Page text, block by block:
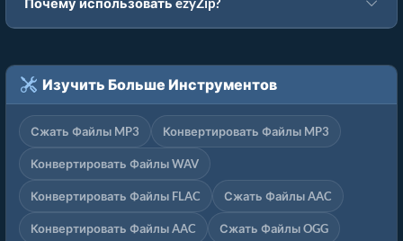
Почему использовать ezyZip?
Изучить Больше Инструментов
Сжать Файлы MP3 Конвертировать Файлы MP3
Конвертировать Файлы WAV
Конвертировать Файлы FLAC Сжать Файлы AAC
Конвертировать Файлы AAC Сжать Файлы OGG